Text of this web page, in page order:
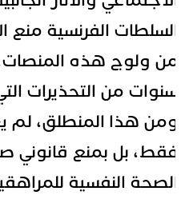
ولوج هذه
من التحذيرات
هذا المنطلق، لم
بل بمنع قانوني
النفسية